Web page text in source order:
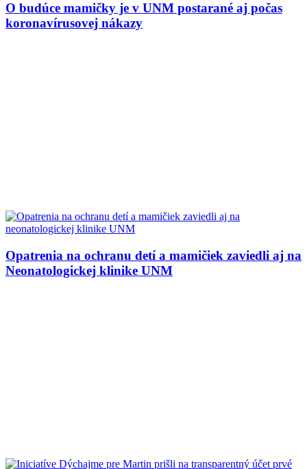
O budúce mamičky je v UNM postarané aj počas
koronavírusovej nákazy
Opatrenia na ochranu detí a mamičiek zaviedli aj na
Neonatologickej klinike UNM